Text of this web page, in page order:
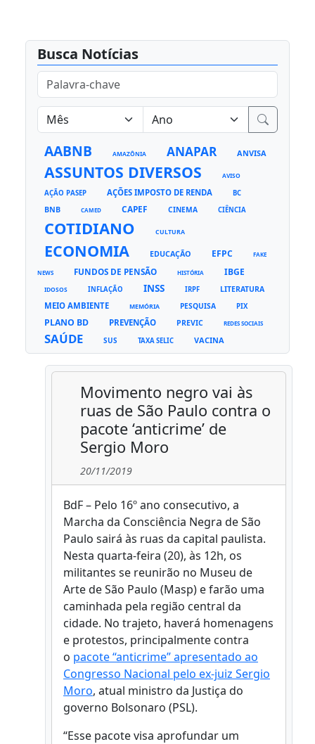
Busca Notícias
AABNB AMAZÔNIA ANAPAR ANVISA
ASSUNTOS DIVERSOS AVISO
AÇÃO PASEP AÇÕES IMPOSTO DE RENDA BC
BNB CAMED CAPEF CINEMA CIÊNCIA
COTIDIANO CULTURA
ECONOMIA EDUCAÇÃO EFPC FAKE
NEWS FUNDOS DE PENSÃO HISTÓRIA IBGE
IDOSOS INFLAÇÃO INSS IRPF LITERATURA
MEIO AMBIENTE MEMÓRIA PESQUISA PIX
PLANO BD PREVENÇÃO PREVIC REDES SOCIAIS
SAÚDE SUS TAXA SELIC VACINA
Movimento negro vai às
ruas de São Paulo contra o
pacote ‘anticrime’ de
Sergio Moro
20/11/2019
BdF – Pelo 16º ano consecutivo, a
Marcha da Consciência Negra de São
Paulo sairá às ruas da capital paulista.
Nesta quarta-feira (20), às 12h, os
militantes se reunirão no Museu de
Arte de São Paulo (Masp) e farão uma
caminhada pela região central da
cidade. No trajeto, haverá homenagens
e protestos, principalmente contra
o pacote “anticrime” apresentado ao
Congresso Nacional pelo ex-juiz Sergio
Moro, atual ministro da Justiça do
governo Bolsonaro (PSL).
“Esse pacote visa aprofundar um